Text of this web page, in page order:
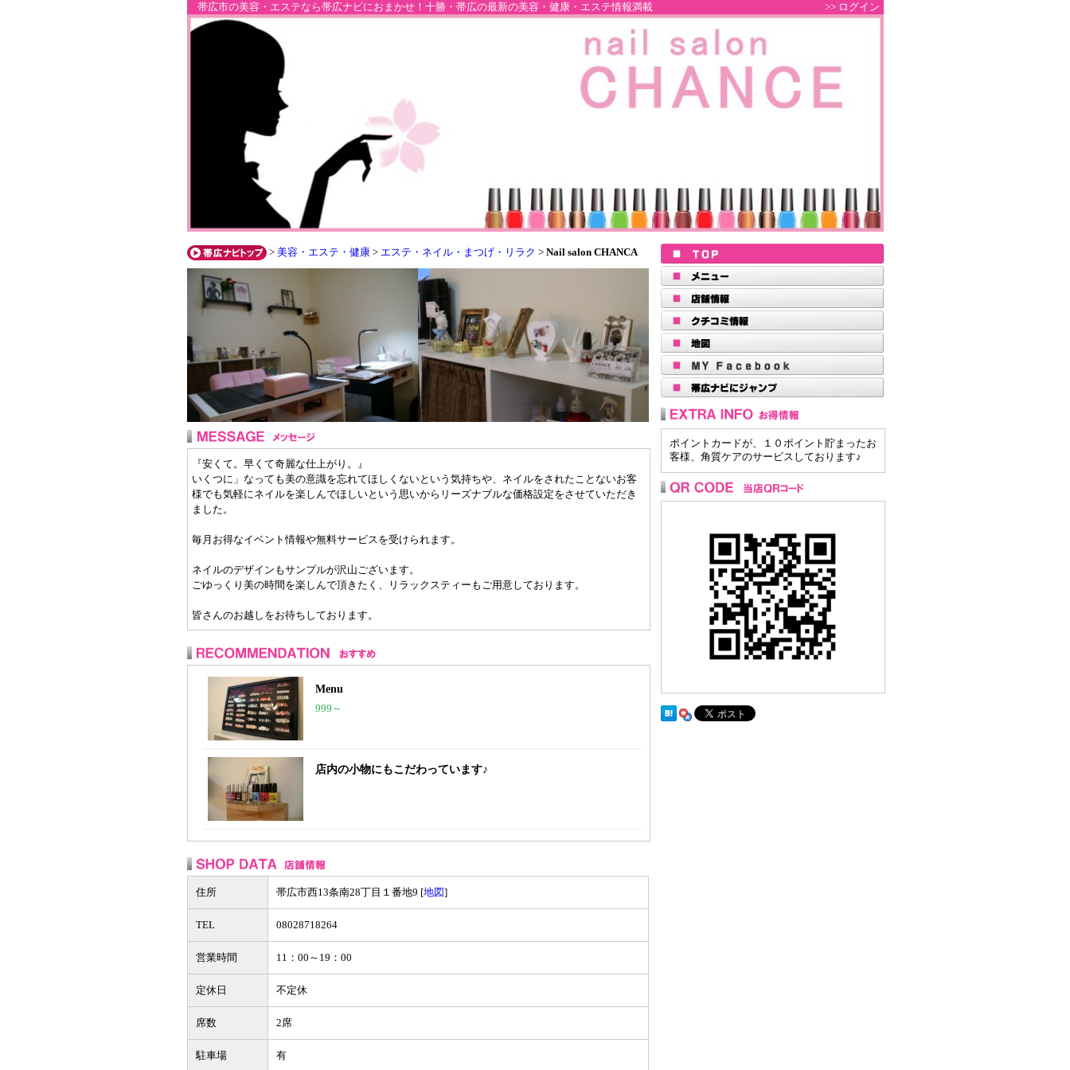
帯広市の美容・エステなら帯広ナビにおまかせ！十勝・帯広の最新の美容・健康・エステ情報満載 >> ログイン
> 美容・エステ・健康> エステ・ネイル・まつげ・リラク > Nail salon CHANCA
『安くて。早くて奇麗な仕上がり。』
いくつに」なっても美の意識を忘れてほしくないという気持ちや、ネイルをされたことないお客
様でも気軽にネイルを楽しんでほしいという思いからリーズナブルな価格設定をさせていただき
ました。
毎月お得なイベント情報や無料サービスを受けられます。
ネイルのデザインもサンプルが沢山ございます。
ごゆっくり美の時間を楽しんで頂きたく、リラックスティーもご用意しております。
皆さんのお越しをお待ちしております。
Menu
999～
店内の小物にもこだわっています♪
住所 帯広市西13条南28丁目１番地9 [地図]
TEL 08028718264
営業時間 11：00～19：00
定休日 不定休
席数 2席
駐車場 有
ポイントカードが、１０ポイント貯まったお
客様、角質ケアのサービスしております♪